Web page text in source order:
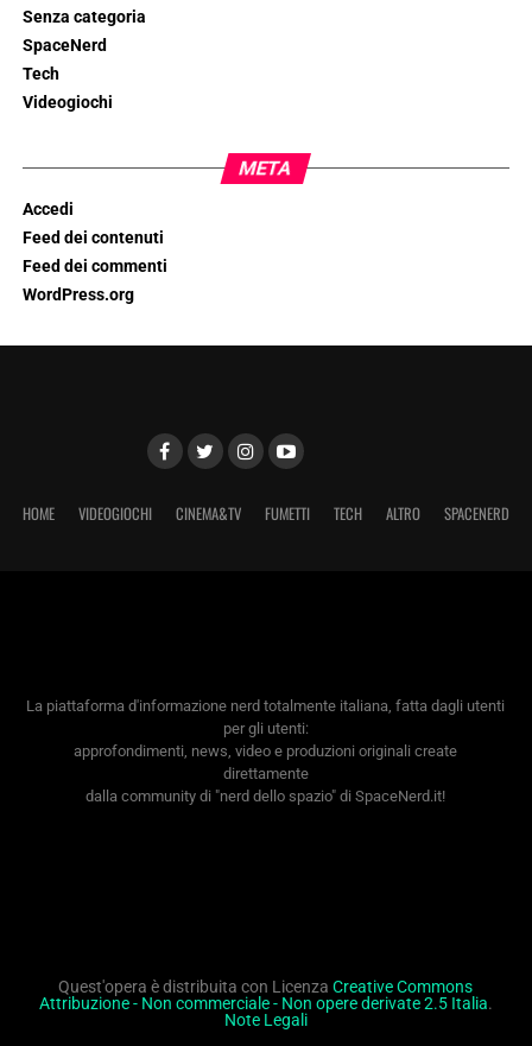
Senza categoria
SpaceNerd
Tech
Videogiochi
META
Accedi
Feed dei contenuti
Feed dei commenti
WordPress.org
HOME VIDEOGIOCHI CINEMA&TV FUMETTI TECH ALTRO SPACENERD
La piattaforma d'informazione nerd totalmente italiana, fatta dagli utenti
per gli utenti:
approfondimenti, news, video e produzioni originali create
direttamente
dalla community di "nerd dello spazio" di SpaceNerd.it!
Quest'opera è distribuita con LicenzaCreative Commons
Attribuzione - Non commerciale - Non opere derivate 2.5 Italia.
Note Legali